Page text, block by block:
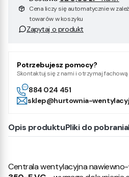
Cena liczy się automatycznie w
towarów w koszyku
Zapytaj o produkt
Potrzebujesz pomocy?
Skontaktuj się z nami i otrzymaj
884 024 451
sklep@hurtownia-
Opis produktuPliki do pobrania
Centrala wentylacyjna